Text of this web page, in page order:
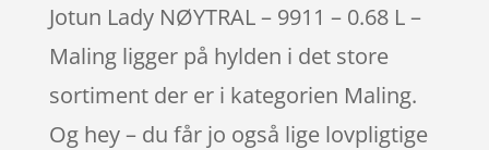
Jotun Lady NØYTRAL – 9911 – 0.68 L –
Maling ligger på hylden i det store
sortiment der er i kategorien Maling.
Og hey – du får jo også lige lovpligtige